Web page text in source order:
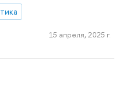
15 апреля, 2025 г.